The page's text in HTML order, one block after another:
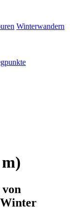
Winterwandern